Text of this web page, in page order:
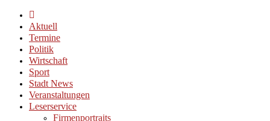
Aktuell
Termine
Politik
Wirtschaft
Sport
Stadt News
Veranstaltungen
Leserservice
Firmenportraits